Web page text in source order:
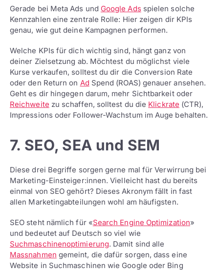
Gerade bei Meta Ads und Google Adsspielen solche
Kennzahlen eine zentrale Rolle: Hier zeigen dir KPIs
genau, wie gut deine Kampagnen performen.
Welche KPIs für dich wichtig sind, hängt ganz von
deiner Zielsetzung ab. Möchtest du möglichst viele
Kurse verkaufen, solltest du dir die Conversion Rate
oder den Return on Ad Spend (ROAS) genauer ansehen.
Geht es dir hingegen darum, mehr Sichtbarkeit oder
Reichweite zu schaffen, solltest du die Klickrate (CTR),
Impressions oder Follower-Wachstum im Auge behalten.
7. SEO, SEA und SEM
Diese drei Begriffe sorgen gerne mal für Verwirrung bei
Marketing-Einsteiger:innen. Vielleicht hast du bereits
einmal von SEO gehört? Dieses Akronym fällt in fast
allen Marketingabteilungen wohl am häufigsten.
SEO steht nämlich für «Search Engine Optimization»
und bedeutet auf Deutsch so viel wie
Suchmaschinenoptimierung. Damit sind alle
Massnahmen gemeint, die dafür sorgen, dass eine
Website in Suchmaschinen wie Google oder Bing